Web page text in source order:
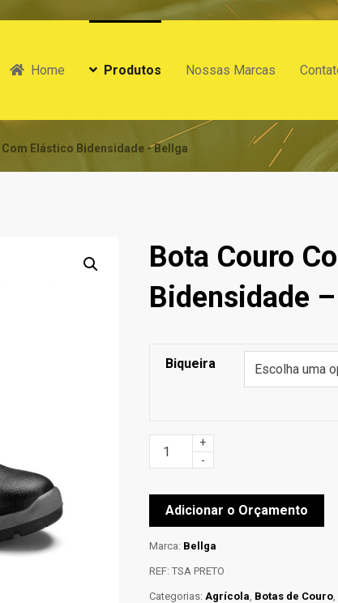
Home Produtos Nossas Marcas
Com Elástico Bidensidade - Bellga
Bota Couro
Bidensidade
Biqueira
+
-
Adicionar o Orçamento
Marca: Bellga
REF: TSA PRETO
Categorias: Agrícola, Botas de Couro,